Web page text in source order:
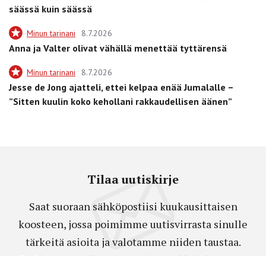
säässä kuin säässä
Minun tarinani 8.7.2026
Anna ja Valter olivat vähällä menettää tyttärensä
Minun tarinani 8.7.2026
Jesse de Jong ajatteli, ettei kelpaa enää Jumalalle –
”Sitten kuulin koko kehollani rakkaudellisen äänen”
Tilaa uutiskirje
Saat suoraan sähköpostiisi kuukausittaisen
koosteen, jossa poimimme uutisvirrasta sinulle
tärkeitä asioita ja valotamme niiden taustaa.